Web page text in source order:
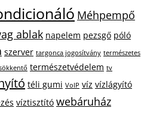
Méhpempő
ablak napelem pezsgő póló
szerver targonca jogosítvány természetes
természetvédelem tv
téli gumi VoIP víz vízlágyító
víztisztító webáruház